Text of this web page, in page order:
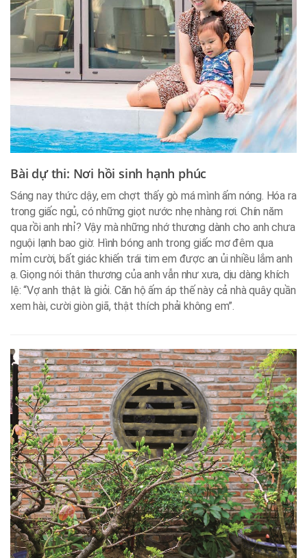
Bài dự thi: Nơi hồi sinh hạnh phúc
Sáng nay thức dậy, em chợt thấy gò má mình ấm nóng. Hóa ra
trong giấc ngủ, có những giọt nước nhẹ nhàng rơi. Chín năm
qua rồi anh nhỉ? Vậy mà những nhớ thương dành cho anh chưa
nguội lạnh bao giờ. Hình bóng anh trong giấc mơ đêm qua
mỉm cười, bất giác khiến trái tim em được an ủi nhiều lắm anh
ạ. Giọng nói thân thương của anh vẫn như xưa, dịu dàng khích
lệ: “Vợ anh thật là giỏi. Căn hộ ấm áp thế này cả nhà quây quần
xem hài, cười giòn giã, thật thích phải không em”.